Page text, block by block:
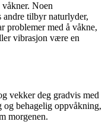
Noen
andre tilbyr naturlyder,
problemer med å våkne,
vibrasjon være en
vekker deg gradvis med
og behagelig oppvåkning,
morgenen.